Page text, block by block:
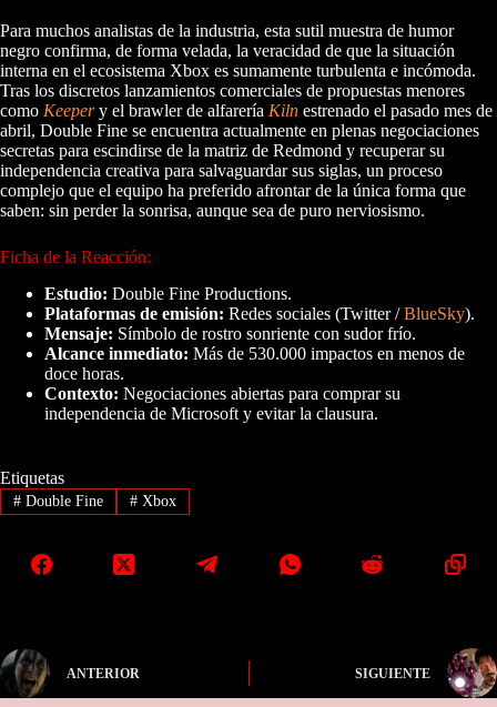
Para muchos analistas de la industria, esta sutil muestra de humor
negro confirma, de forma velada, la veracidad de que la situación
interna en el ecosistema Xbox es sumamente turbulenta e incómoda.
Tras los discretos lanzamientos comerciales de propuestas menores
como Keepery el brawler de alfarería Kiln estrenado el pasado mes de
abril, Double Fine se encuentra actualmente en plenas negociaciones
secretas para escindirse de la matriz de Redmond y recuperar su
independencia creativa para salvaguardar sus siglas, un proceso
complejo que el equipo ha preferido afrontar de la única forma que
saben: sin perder la sonrisa, aunque sea de puro nerviosismo.
Ficha de la Reacción:
Estudio: Double Fine Productions.
Plataformas de emisión: Redes sociales (Twitter /BlueSky).
Mensaje: Símbolo de rostro sonriente con sudor frío.
Alcance inmediato: Más de 530.000 impactos en menos de
doce horas.
Contexto: Negociaciones abiertas para comprar su
independencia de Microsoft y evitar la clausura.
Etiquetas
#Double Fine #Xbox
ANTERIOR SIGUIENTE